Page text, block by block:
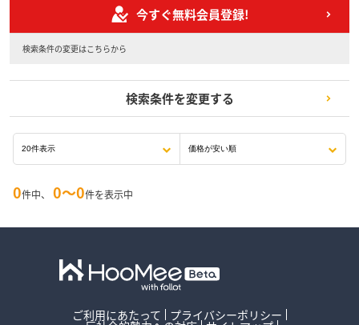
今すぐ無料会員登録!
検索条件の変更はこちらから
検索条件を変更する
0件中、 0〜0件を表示中
ご利用にあたって プライバシーポリシー